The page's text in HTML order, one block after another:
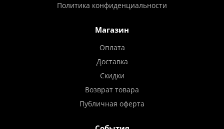
Политика конфиденциальности
Магазин
Оплата
Доставка
Скидки
Возврат товара
Публичная оферта